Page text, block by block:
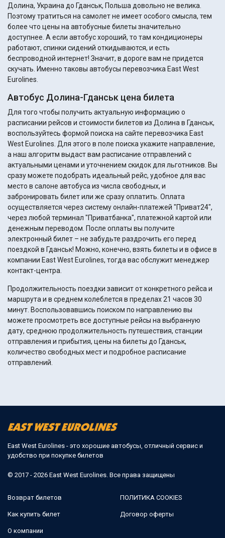
Долина, Украина до Гданськ, Польша довольно не велика.
Поэтому тратиться на самолет не имеет особого смысла, тем
более что цены на автобусные билеты значительно
доступнее. А если автобус хороший, то там кондиционеры
работают, спинки сидений откидываются, и есть
беспроводной интернет! Значит, в дороге вам не придется
скучать. Именно таковы автобусы перевозчика East West
Eurolines.
Автобус Долина-Гданськ цена билета
Для того чтобы получить актуальную информацию о
расписании рейсов и стоимости билетов из Долина в Гданськ,
воспользуйтесь формой поиска на сайте перевозчика East
West Eurolines. Для этого в поле поиска укажите направление,
а наш алгоритм выдаст вам расписание отправлений с
актуальными ценами и уточнением скидок для льготников. Вы
сразу можете подобрать идеальный рейс, удобное для вас
место в салоне автобуса из числа свободных, и
забронировать билет или же сразу оплатить. Оплата
осуществляется через систему онлайн-платежей "Приват24",
через любой терминал "Приватбанка", платежной картой или
денежным переводом. После оплаты вы получите
электронный билет – не забудьте раздрочить его перед
поездкой в Гданськ! Можно, конечно, взять билеты и в офисе в
компании East West Eurolines, тогда вас обслужит менеджер
контакт-центра.
Продолжительность поездки зависит от конкретного рейса и
маршрута и в среднем колеблется в пределах 21 часов 30
минут. Воспользовавшись поиском по направлению вы
можете просмотреть все доступные рейсы на выбранную
дату, среднюю продолжительность путешествия, станции
отправления и прибытия, цены на билеты до Гданськ,
количество свободных мест и подробное расписание
отправлений.
East West Eurolines - это хорошие автобусы, отличный сервис и
удобство при покупке билетов
© 2017 - 2026 East West Eurolines. Все права защищены
Возврат билетов
Как купить билет
О компании
ПОЛИТИКА COOKIES
Договор оферты